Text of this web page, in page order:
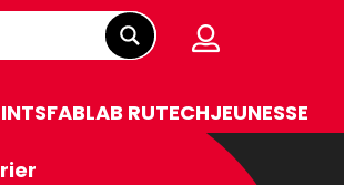
FABLAB RUTECHJEUNESSE